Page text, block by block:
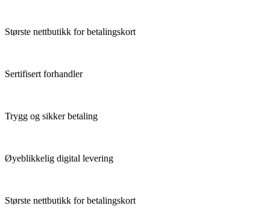
Største nettbutikk for betalingskort
Sertifisert forhandler
Trygg og sikker betaling
Øyeblikkelig digital levering
Største nettbutikk for betalingskort